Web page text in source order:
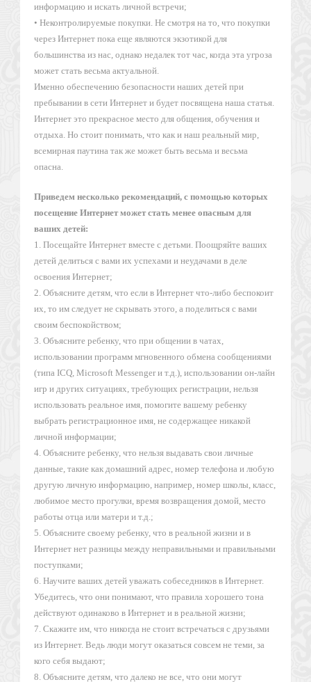
информацию и искать личной встречи;
• Неконтролируемые покупки. Не смотря на то, что покупки
через Интернет пока еще являются экзотикой для
большинства из нас, однако недалек тот час, когда эта угроза
может стать весьма актуальной.
Именно обеспечению безопасности наших детей при
пребывании в сети Интернет и будет посвящена наша статья.
Интернет это прекрасное место для общения, обучения и
отдыха. Но стоит понимать, что как и наш реальный мир,
всемирная паутина так же может быть весьма и весьма
опасна.
Приведем несколько рекомендаций, с помощью которых
посещение Интернет может стать менее опасным для
ваших детей:
1. Посещайте Интернет вместе с детьми. Поощряйте ваших
детей делиться с вами их успехами и неудачами в деле
освоения Интернет;
2. Объясните детям, что если в Интернет что-либо беспокоит
их, то им следует не скрывать этого, а поделиться с вами
своим беспокойством;
3. Объясните ребенку, что при общении в чатах,
использовании программ мгновенного обмена сообщениями
(типа ICQ, Microsoft Messenger и т.д.), использовании он-лайн
игр и других ситуациях, требующих регистрации, нельзя
использовать реальное имя, помогите вашему ребенку
выбрать регистрационное имя, не содержащее никакой
личной информации;
4. Объясните ребенку, что нельзя выдавать свои личные
данные, такие как домашний адрес, номер телефона и любую
другую личную информацию, например, номер школы, класс,
любимое место прогулки, время возвращения домой, место
работы отца или матери и т.д.;
5. Объясните своему ребенку, что в реальной жизни и в
Интернет нет разницы между неправильными и правильными
поступками;
6. Научите ваших детей уважать собеседников в Интернет.
Убедитесь, что они понимают, что правила хорошего тона
действуют одинаково в Интернет и в реальной жизни;
7. Скажите им, что никогда не стоит встречаться с друзьями
из Интернет. Ведь люди могут оказаться совсем не теми, за
кого себя выдают;
8. Объясните детям, что далеко не все, что они могут